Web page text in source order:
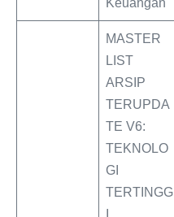
Keuangan
MASTER
LIST
ARSIP
TERUPDA
TE V6:
TEKNOLO
GI
TERTINGG